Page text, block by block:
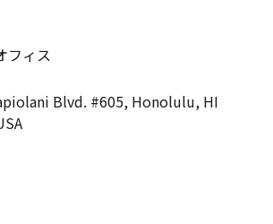
フィス
Blvd. #605, Honolulu, HI